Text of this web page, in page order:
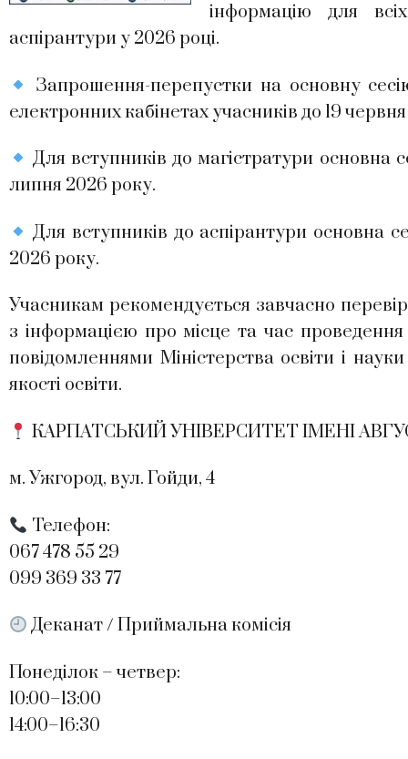
інформацію для
аспірантури у 2026 році.
Запрошення-перепустки на основну
електронних кабінетах учасників до 19
Для вступників до магістратури основна
липня 2026 року.
Для вступників до аспірантури основна
2026 року.
Учасникам рекомендується завчасно
з інформацією про місце та час
повідомленнями Міністерства освіти і
якості освіти.
КАРПАТСЬКИЙ УНІВЕРСИТЕТ ІМЕНІ
м. Ужгород, вул. Гойди, 4
Телефон:
067 478 55 29
099 369 33 77
Деканат / Приймальна комісія
Понеділок – четвер:
10:00–13:00
14:00–16:30